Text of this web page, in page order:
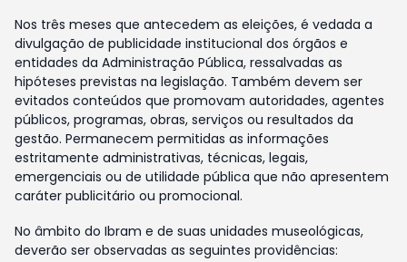
Nos três meses que antecedem as eleições, é vedada a
divulgação de publicidade institucional dos órgãos e
entidades da Administração Pública, ressalvadas as
hipóteses previstas na legislação. Também devem ser
evitados conteúdos que promovam autoridades, agentes
públicos, programas, obras, serviços ou resultados da
gestão. Permanecem permitidas as informações
estritamente administrativas, técnicas, legais,
emergenciais ou de utilidade pública que não apresentem
caráter publicitário ou promocional.
No âmbito do Ibram e de suas unidades museológicas,
deverão ser observadas as seguintes providências: